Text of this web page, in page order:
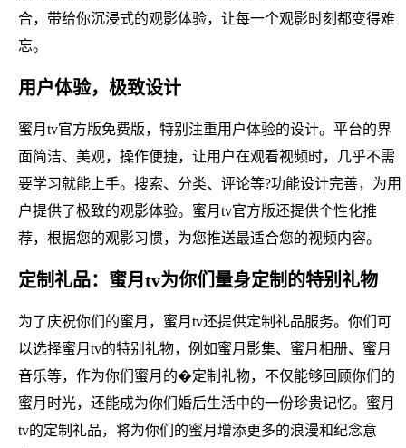
合，带给你沉浸式的观影体验，让每一个观影时刻都变得难
忘。
用户体验，极致设计
蜜月tv官方版免费版，特别注重用户体验的设计。平台的界
面简洁、美观，操作便捷，让用户在观看视频时，几乎不需
要学习就能上手。搜索、分类、评论等?功能设计完善，为用
户提供了极致的观影体验。蜜月tv官方版还提供个性化推
荐，根据您的观影习惯，为您推送最适合您的视频内容。
定制礼品：蜜月tv为你们量身定制的特别礼物
为了庆祝你们的蜜月，蜜月tv还提供定制礼品服务。你们可
以选择蜜月tv的特别礼物，例如蜜月影集、蜜月相册、蜜月
音乐等，作为你们蜜月的�定制礼物，不仅能够回顾你们的
蜜月时光，还能成为你们婚后生活中的一份珍贵记忆。蜜月
tv的定制礼品，将为你们的蜜月增添更多的浪漫和纪念意